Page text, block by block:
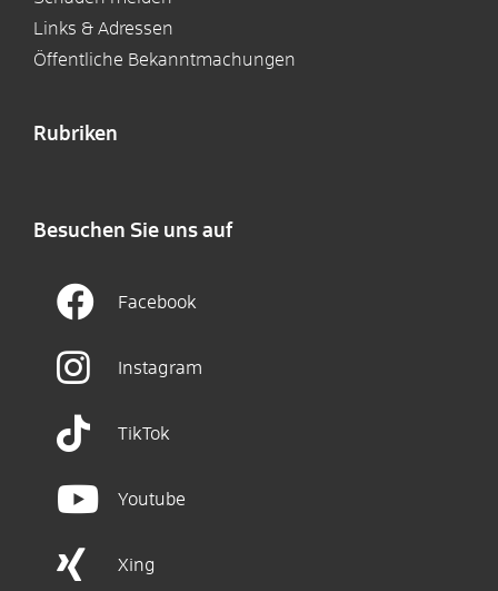
Links & Adressen
Öffentliche Bekanntmachungen
Rubriken
Besuchen Sie uns auf
Facebook
Instagram
TikTok
Youtube
Xing